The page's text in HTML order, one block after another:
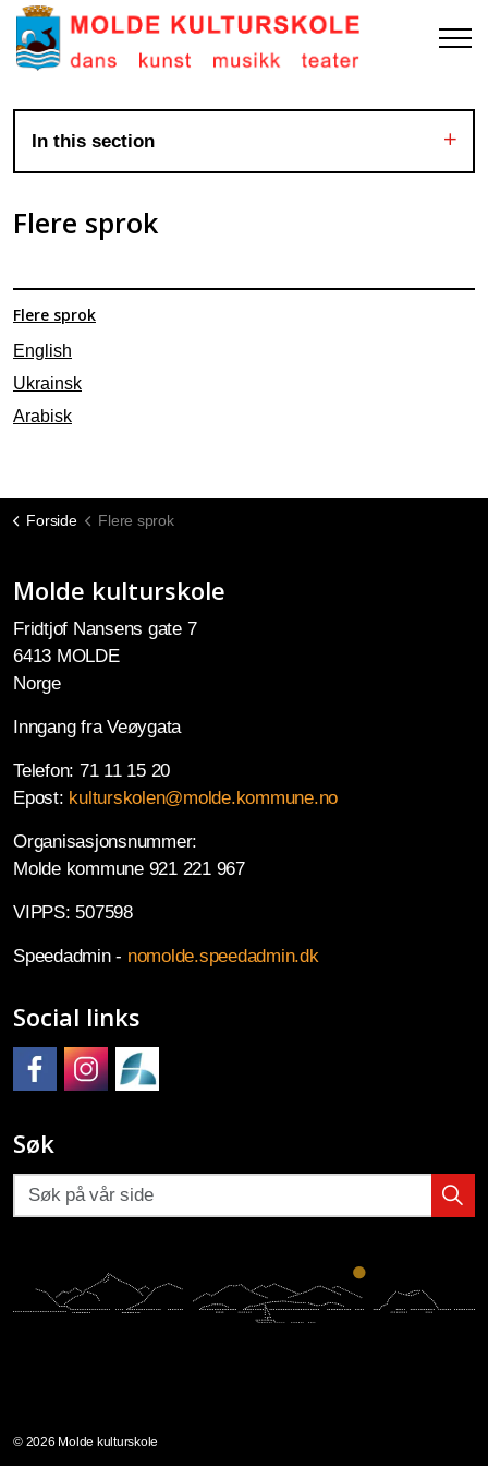
In this section
Flere sprok
Flere sprok
English
Ukrainsk
Arabisk
Forside Flere sprok
Molde kulturskole
Fridtjof Nansens gate 7
6413 MOLDE
Norge
Inngang fra Veøygata
Telefon: 71 11 15 20
Epost: kulturskolen@molde.kommune.no
Organisasjonsnummer:
Molde kommune 921 221 967
VIPPS: 507598
Speedadmin - nomolde.speedadmin.dk
Social links
Søk
© 2026 Molde kulturskole